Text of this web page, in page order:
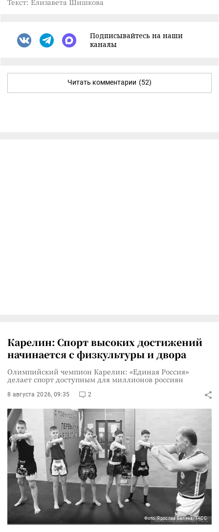
Текст: Елизавета Шишкова
Подписывайтесь на наши
каналы
Читать комментарии (52)
Карелин: Спорт высоких достижений
начинается с физкультуры и двора
Олимпийский чемпион Карелин: «Единая Россия»
делает спорт доступным для миллионов россиян
8 августа 2026, 09:35 2
Фото: Ярослав Беляев/ТАСС